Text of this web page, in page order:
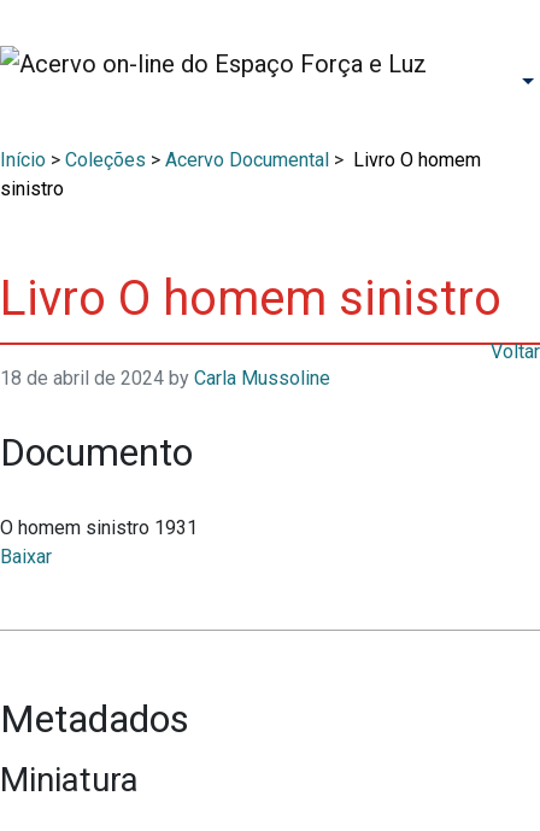
Início > Coleções > Acervo Documental > Livro O homem
sinistro
Livro O homem sinistro
Voltar
18 de abril de 2024 by Carla Mussoline
Documento
O homem sinistro 1931
Baixar
Metadados
Miniatura